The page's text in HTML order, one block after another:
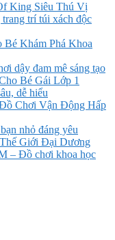
King Siêu Thú Vị
trí túi xách độc
Khám Phá Khoa
dậy đam mê sáng tạo
Bé Gái Lớp 1
dễ hiểu
Chơi Vận Động Hấp
nhỏ đáng yêu
Giới Đại Dương
– Đồ chơi khoa học